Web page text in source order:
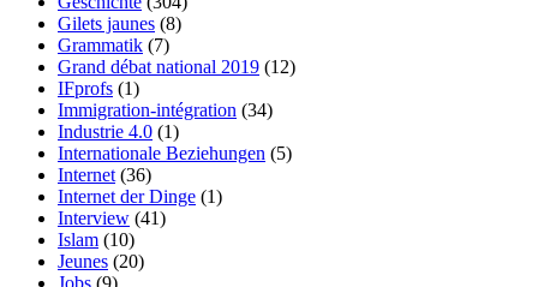
Gilets jaunes (8)
Grammatik (7)
Grand débat national 2019 (12)
IFprofs (1)
Immigration-intégration (34)
Industrie 4.0 (1)
Internationale Beziehungen (5)
Internet (36)
Internet der Dinge (1)
Interview (41)
Islam (10)
Jeunes (20)